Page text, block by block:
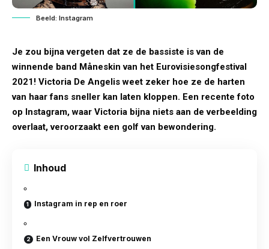
Beeld: Instagram
Je zou bijna vergeten dat ze de bassiste is van de
winnende band Måneskin van het Eurovisiesongfestival
2021! Victoria De Angelis weet zeker hoe ze de harten
van haar fans sneller kan laten kloppen. Een recente foto
op Instagram, waar Victoria bijna niets aan de verbeelding
overlaat, veroorzaakt een golf van bewondering.
Inhoud
Instagram in rep en roer
Een Vrouw vol Zelfvertrouwen